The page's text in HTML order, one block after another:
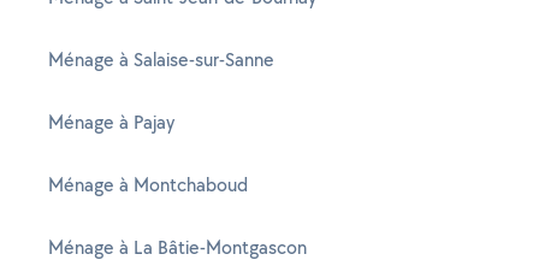
Ménage à Salaise-sur-Sanne
Ménage à Pajay
Ménage à Montchaboud
Ménage à La Bâtie-Montgascon